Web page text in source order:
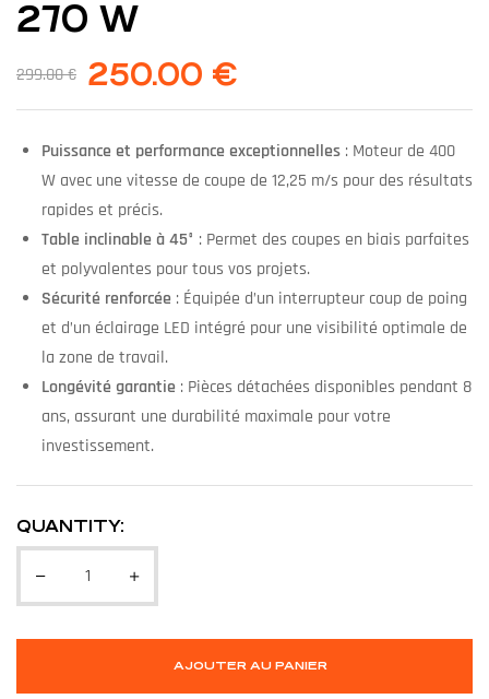
270 W
299.00€ 250.00 €
Puissance et performance exceptionnelles: Moteur de 400
W avec une vitesse de coupe de 12,25 m/s pour des résultats
rapides et précis.
Table inclinable à 45° : Permet des coupes en biais parfaites
et polyvalentes pour tous vos projets.
Sécurité renforcée : Équipée d’un interrupteur coup de poing
et d’un éclairage LED intégré pour une visibilité optimale de
la zone de travail.
Longévité garantie : Pièces détachées disponibles pendant 8
ans, assurant une durabilité maximale pour votre
investissement.
QUANTITY:
AJOUTER AU PANIER